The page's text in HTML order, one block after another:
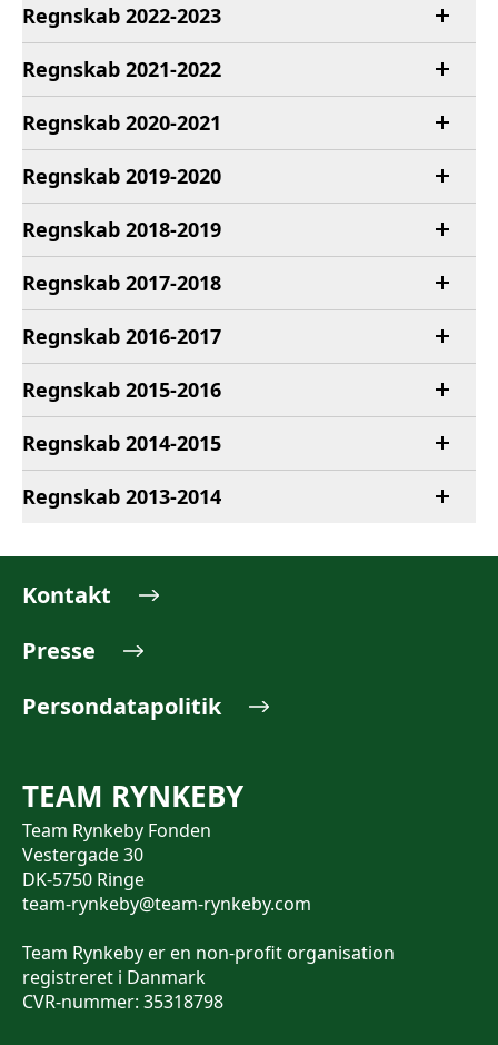
Regnskab 2022-2023
Regnskab 2021-2022
Regnskab 2020-2021
Regnskab 2019-2020
Regnskab 2018-2019
Regnskab 2017-2018
Regnskab 2016-2017
Regnskab 2015-2016
Regnskab 2014-2015
Regnskab 2013-2014
Kontakt
Presse
Persondatapolitik
TEAM RYNKEBY
Team Rynkeby Fonden
Vestergade 30
DK-5750 Ringe
team-rynkeby@team-rynkeby.com
Team Rynkeby er en non-profit organisation
registreret i Danmark
CVR-nummer: 35318798